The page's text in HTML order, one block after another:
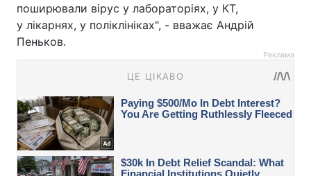
поширювали вірус у лабораторіях, у КТ,
у лікарнях, у поліклініках", - вважає Андрій
Пеньков.
Реклама